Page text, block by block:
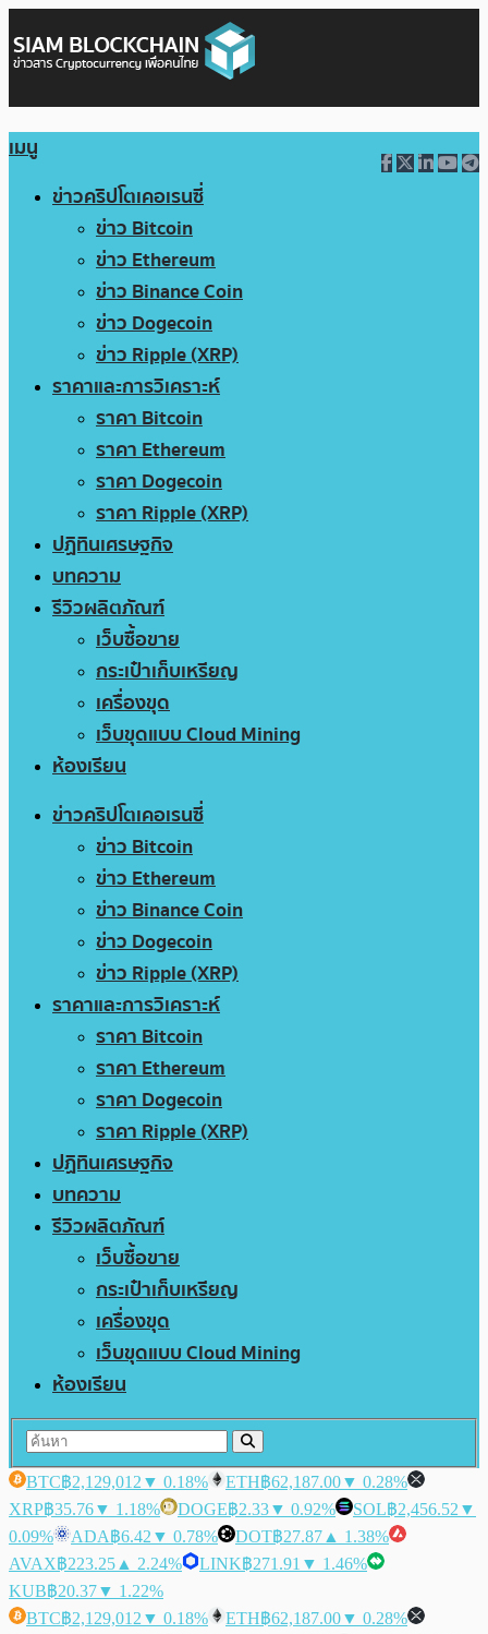
เมนู
ข่าวคริปโตเคอเรนซี่
ข่าว Bitcoin
ข่าว Ethereum
ข่าว Binance Coin
ข่าว Dogecoin
ข่าว Ripple (XRP)
ราคาและการวิเคราะห์
ราคา Bitcoin
ราคา Ethereum
ราคา Dogecoin
ราคา Ripple (XRP)
ปฏิทินเศรษฐกิจ
บทความ
รีวิวผลิตภัณฑ์
เว็บซื้อขาย
กระเป๋าเก็บเหรียญ
เครื่องขุด
เว็บขุดแบบ Cloud Mining
ห้องเรียน
ข่าวคริปโตเคอเรนซี่
ข่าว Bitcoin
ข่าว Ethereum
ข่าว Binance Coin
ข่าว Dogecoin
ข่าว Ripple (XRP)
ราคาและการวิเคราะห์
ราคา Bitcoin
ราคา Ethereum
ราคา Dogecoin
ราคา Ripple (XRP)
ปฏิทินเศรษฐกิจ
บทความ
รีวิวผลิตภัณฑ์
เว็บซื้อขาย
กระเป๋าเก็บเหรียญ
เครื่องขุด
เว็บขุดแบบ Cloud Mining
ห้องเรียน
BTC฿2,129,012 ▼ 0.18% ETH฿62,187.00▼ 0.28%
XRP฿35.76▼ 1.18% DOGE฿2.33▼ 0.92% SOL฿2,456.52 ▼
0.09%
ADA฿6.42 ▼ 0.78% DOT฿27.87 ▲ 1.38%
AVAX฿223.25 ▲ 2.24% LINK฿271.91 ▼ 1.46%
KUB฿20.37▼ 1.22%
BTC฿2,129,012 ▼ 0.18% ETH฿62,187.00▼ 0.28%